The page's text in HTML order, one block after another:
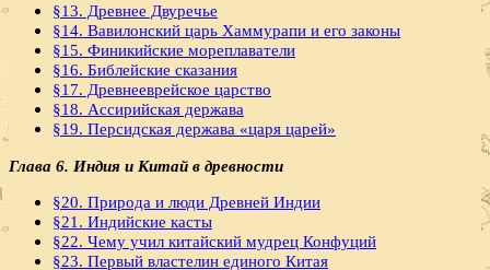
§13. Древнее Двуречье
§14. Вавилонский царь Хаммурапи и его законы
§15. Финикийские мореплаватели
§16. Библейские сказания
§17. Древнееврейское царство
§18. Ассирийская держава
§19. Персидская держава «царя царей»
Глава 6. Индия и Китай в древности
§20. Природа и люди Древней Индии
§21. Индийские касты
§22. Чему учил китайский мудрец Конфуций
§23. Первый властелин единого Китая